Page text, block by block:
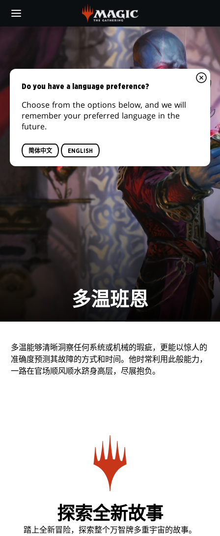
main
班
多温班恩
多温能够清晰洞察任何系统或机械的瑕疵，更能以惊人的
准确度预测其故障的方式和时间。他时常利用此般能力，
一路在官场顺风顺水跻身高层，尽展抱负。
探索全新故事
踏上全新冒险，探索整个万智牌多重宇宙的故事。
Do you have a language preference?
Choose from the options below, and we will
remember your preferred language in the
future.
简体中文 ENGLISH